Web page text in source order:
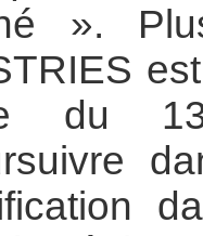
».
du